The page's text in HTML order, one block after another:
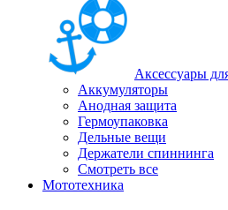
Аксессуары
Аккумуляторы
Анодная защита
Гермоупаковка
Дельные вещи
Держатели спиннинга
Смотреть все
Мототехника